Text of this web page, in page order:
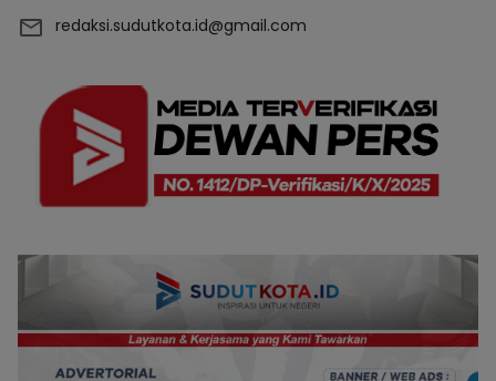
redaksi.sudutkota.id@gmail.com